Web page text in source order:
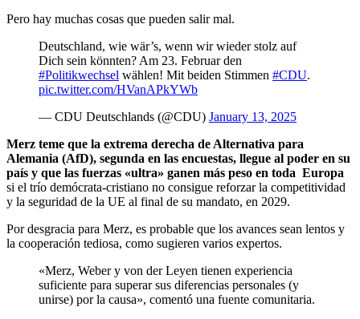
Pero hay muchas cosas que pueden salir mal.
Deutschland, wie wär’s, wenn wir wieder stolz auf
Dich sein könnten? Am 23. Februar den
#Politikwechsel wählen! Mit beiden Stimmen #CDU.
pic.twitter.com/HVanAPkYWb
— CDU Deutschlands (@CDU) January 13, 2025
Merz teme que la extrema derecha de Alternativa para
Alemania (AfD), segunda en las encuestas, llegue al poder en su
país y que las fuerzas «ultra» ganen más peso en toda Europa
si el trío demócrata-cristiano no consigue reforzar la competitividad
y la seguridad de la UE al final de su mandato, en 2029.
Por desgracia para Merz, es probable que los avances sean lentos y
la cooperación tediosa, como sugieren varios expertos.
«Merz, Weber y von der Leyen tienen experiencia
suficiente para superar sus diferencias personales (y
unirse) por la causa», comentó una fuente comunitaria.